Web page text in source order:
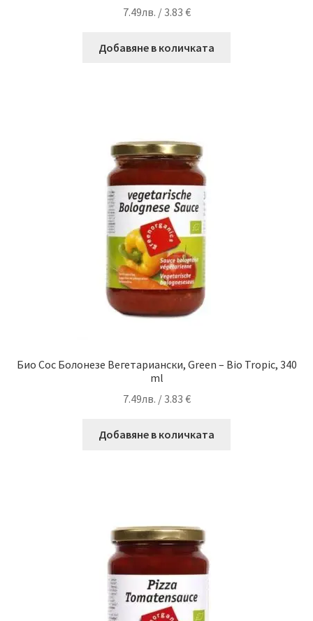
7.49лв. / 3.83 €
Добавяне в количката
Био Сос Болонезе Вегетариански, Green – Bio Tropic, 340
ml
7.49лв. / 3.83 €
Добавяне в количката